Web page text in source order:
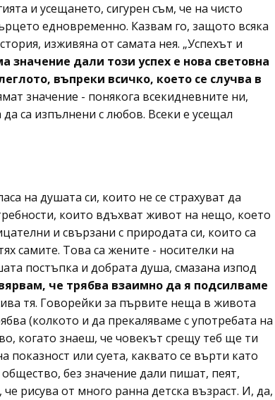
и усещането, сигурен съм, че на чисто
едновременно. Казвам го, защото всяка
изживяна от самата нея. „Успехът и
значение дали този успех е нова световна
въпреки всичко, което се случва в
значение - понякога всекидневните ни,
са изпълнени с любов. Всеки е усещал
на душата си, които не се страхуват да
които вдъхват живот на нещо, което
и свързани с природата си, които са
самите. Това са жените - носителки на
постъпка и добрата душа, смазана изпод
че трябва взаимно да я подсилваме
тя. Говорейки за първите неща в живота
(колкото и да прекаляваме с употребата на
когато знаеш, че човекът срещу теб ще ти
или суета, каквато се върти като
без значение дали пишат, пеят,
рисува от много ранна детска възраст. И, да,